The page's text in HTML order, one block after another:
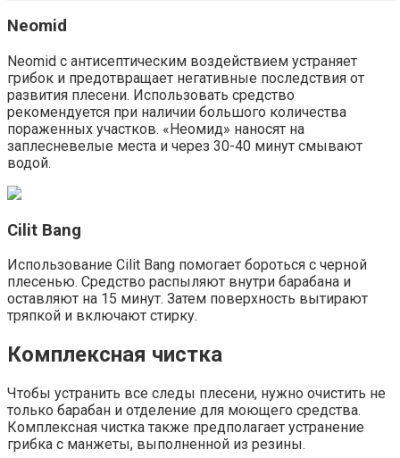
Neomid
Neomid с антисептическим воздействием устраняет
грибок и предотвращает негативные последствия от
развития плесени. Использовать средство
рекомендуется при наличии большого количества
пораженных участков. «Неомид» наносят на
заплесневелые места и через 30-40 минут смывают
водой.
Cilit Bang
Использование Cilit Bang помогает бороться с черной
плесенью. Средство распыляют внутри барабана и
оставляют на 15 минут. Затем поверхность вытирают
тряпкой и включают стирку.
Комплексная чистка
Чтобы устранить все следы плесени, нужно очистить не
только барабан и отделение для моющего средства.
Комплексная чистка также предполагает устранение
грибка с манжеты, выполненной из резины.